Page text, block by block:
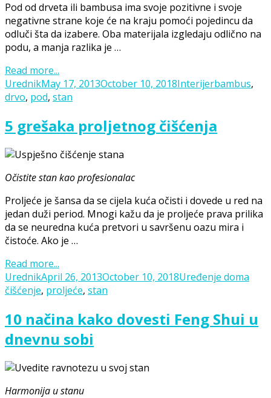
Pod od drveta ili bambusa ima svoje pozitivne i svoje
negativne strane koje će na kraju pomoći pojedincu da
odluči šta da izabere. Oba materijala izgledaju odlično na
podu, a manja razlika je …
Read more...
UrednikPosted
on
May 17, 2013October 10, 2018Categories
InterijerTags
bambus,
drvo, pod, stan
5 grešaka proljetnog čišćenja
Očistite stan kao profesionalac
Proljeće je šansa da se cijela kuća očisti i dovede u red na
jedan duži period. Mnogi kažu da je proljeće prava prilika
da se neuredna kuća pretvori u savršenu oazu mira i
čistoće. Ako je …
Read more...
UrednikPosted
on
April 26, 2013October 10, 2018Categories
Uređenje doma
čišćenje, proljeće, stan
10 načina kako dovesti Feng Shui u
dnevnu sobi
Harmonija u stanu